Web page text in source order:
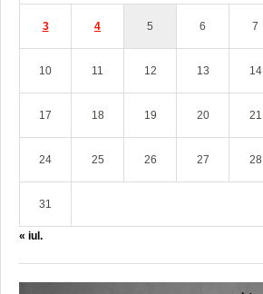
3 4 5 6 7
10 11 12 13 14
17 18 19 20 21
24 25 26 27 28
31
« iul.